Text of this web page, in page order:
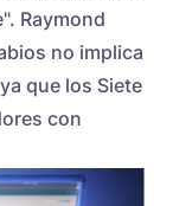
Raymond
no implica
que los Siete
con